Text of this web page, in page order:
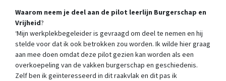
Waarom neem je deel aan de pilot leerlijn Burgerschap en
Vrijheid?
‘Mijn werkplekbegeleider is gevraagd om deel te nemen en hij
stelde voor dat ik ook betrokken zou worden. Ik wilde hier graag
aan mee doen omdat deze pilot gezien kan worden als een
overkoepeling van de vakken burgerschap en geschiedenis.
Zelf ben ik geïnteresseerd in dit raakvlak en dit pas ik